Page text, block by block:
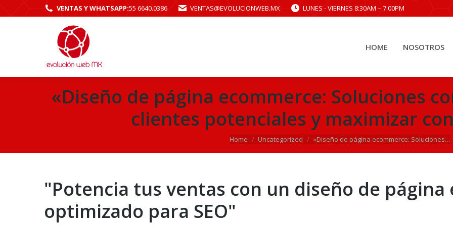
VENTAS Y WHATSAPP:55 6640.0386 VENTAS@EVOLUCIONWEB.MX LUNES - VIERNES 8:30AM – 7:00PM
HOME NOSOTROS
«Diseño de página ecommerce: Soluciones
clientes potenciales y maximizar
You are here:
Home Uncategorized «Diseño de página ecommerce: Soluciones…
"Potencia tus ventas con un diseño de página
optimizado para SEO"
HOME NOSOTROS